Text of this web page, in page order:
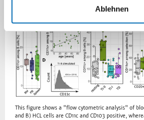
Ablehnen
This figure shows a "flow cytometric analysis" of
and B) HCL cells are CD11c and CD103 positive,